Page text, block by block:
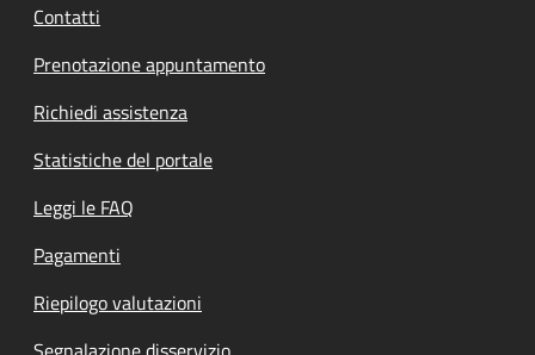
Contatti
Prenotazione appuntamento
Richiedi assistenza
Statistiche del portale
Leggi le FAQ
Pagamenti
Riepilogo valutazioni